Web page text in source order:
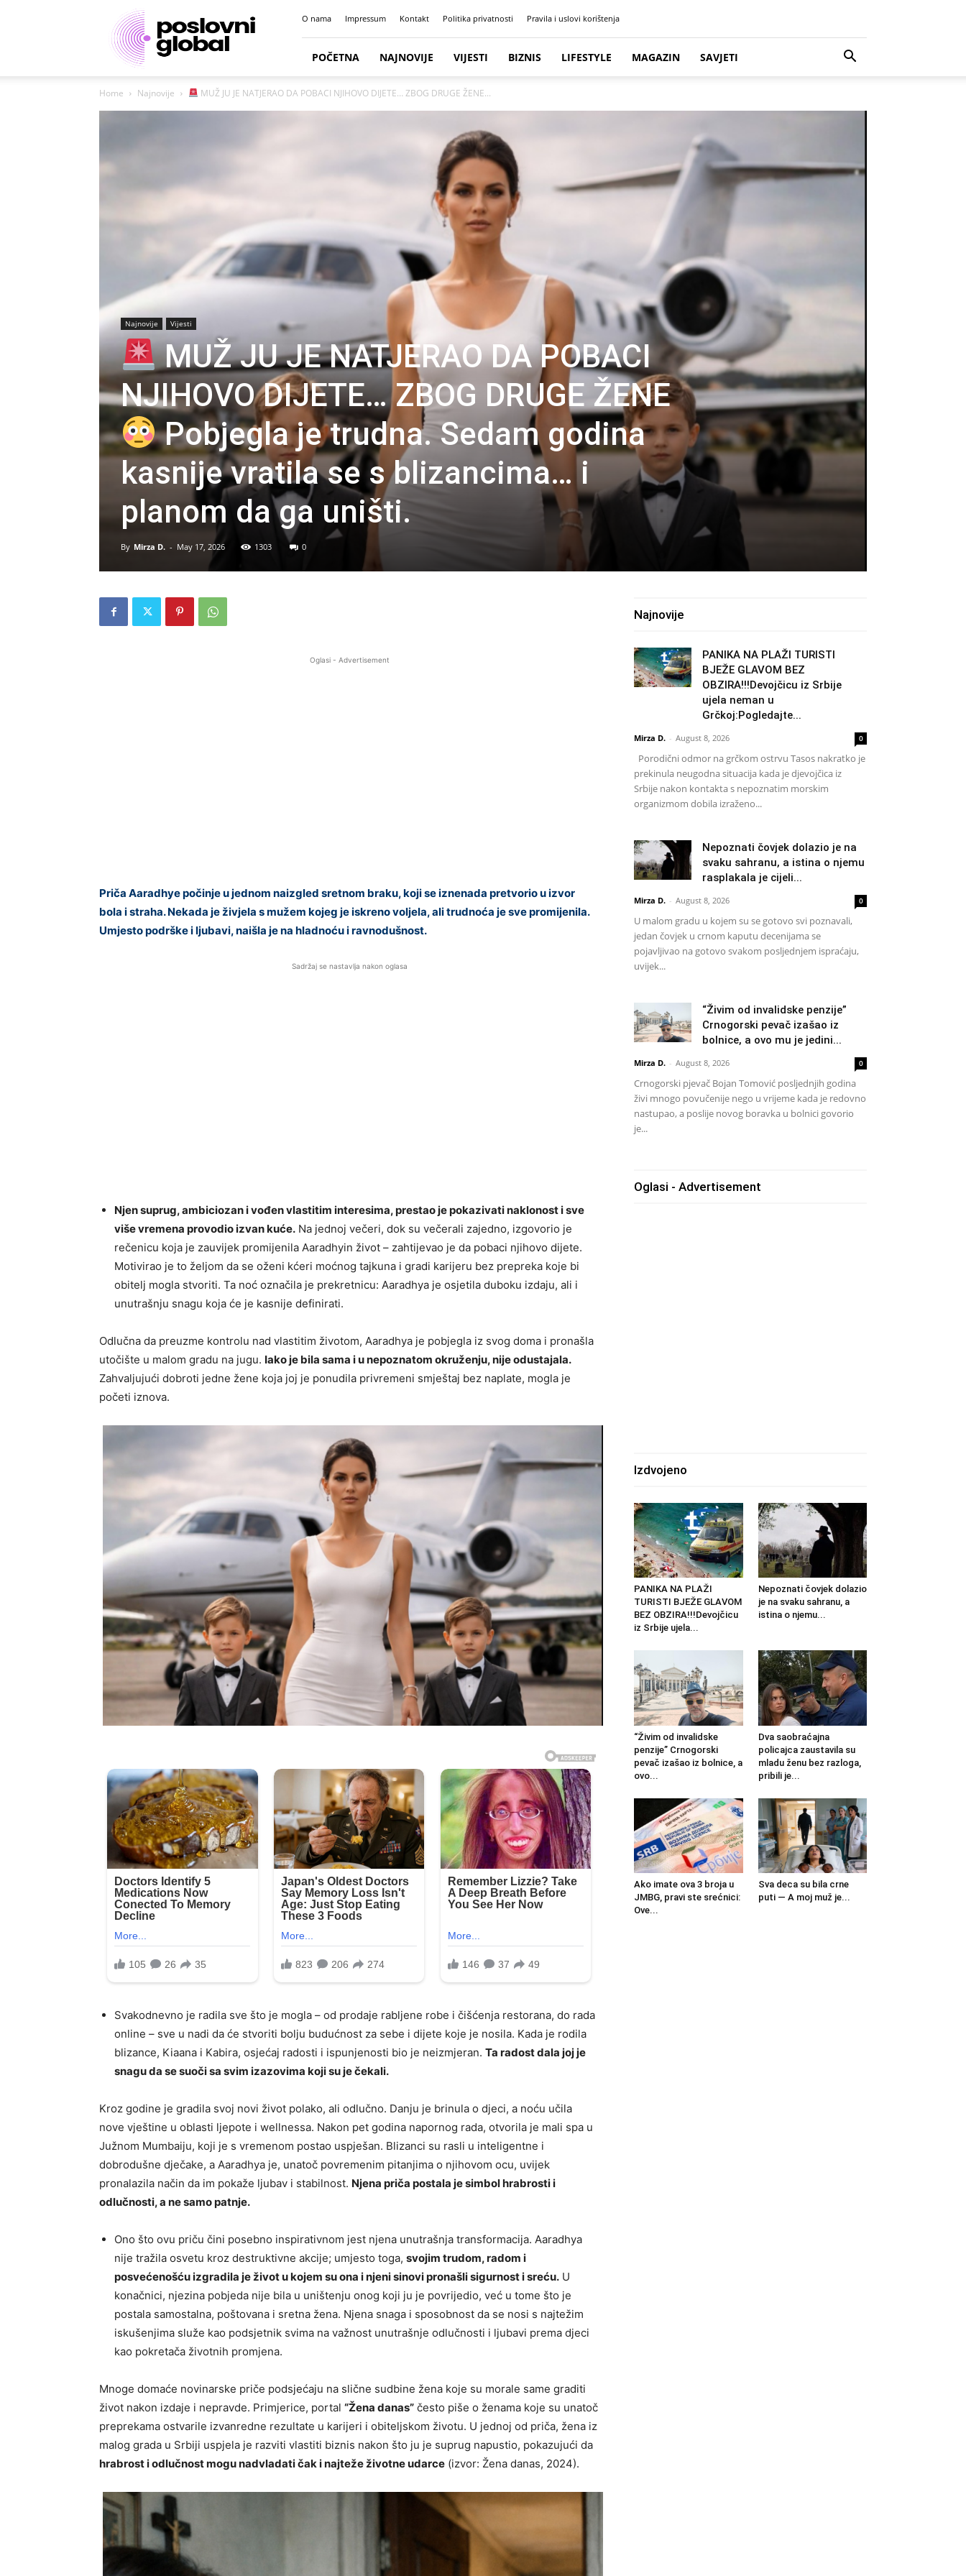
Poslovni
portal
O nama Impressum Kontakt Politika privatnosti Pravila i uslovi korištenja
POČETNA NAJNOVIJE VIJESTI BIZNIS LIFESTYLE MAGAZIN SAVJETI
Home Najnovije MUŽ JU JE NATJERAO DA POBACI NJIHOVO DIJETE… ZBOG DRUGE ŽENE...
Najnovije Vijesti
MUŽ JU JE NATJERAO DA POBACI
NJIHOVO DIJETE… ZBOG DRUGE ŽENE
Pobjegla je trudna. Sedam godina
kasnije vratila se s blizancima… i
planom da ga uništi.
By Mirza D. - May 17, 2026 1303 0
Oglasi - Advertisement
Priča Aaradhye počinje u jednom naizgled sretnom braku, koji se iznenada pretvorio u izvor
bola i straha. Nekada je živjela s mužem kojeg je iskreno voljela, ali trudnoća je sve promijenila.
Umjesto podrške i ljubavi, naišla je na hladnoću i ravnodušnost.
Sadržaj se nastavlja nakon oglasa
Njen suprug, ambiciozan i vođen vlastitim interesima, prestao je pokazivati naklonost i sve
više vremena provodio izvan kuće. Na jednoj večeri, dok su večerali zajedno, izgovorio je
rečenicu koja je zauvijek promijenila Aaradhyin život – zahtijevao je da pobaci njihovo dijete.
Motivirao je to željom da se oženi kćeri moćnog tajkuna i gradi karijeru bez prepreka koje bi
obitelj mogla stvoriti. Ta noć označila je prekretnicu: Aaradhya je osjetila duboku izdaju, ali i
unutrašnju snagu koja će je kasnije definirati.
Odlučna da preuzme kontrolu nad vlastitim životom, Aaradhya je pobjegla iz svog doma i pronašla
utočište u malom gradu na jugu. Iako je bila sama i u nepoznatom okruženju, nije odustajala.
Zahvaljujući dobroti jedne žene koja joj je ponudila privremeni smještaj bez naplate, mogla je
početi iznova.
Svakodnevno je radila sve što je mogla – od prodaje rabljene robe i čišćenja restorana, do rada
online – sve u nadi da će stvoriti bolju budućnost za sebe i dijete koje je nosila. Kada je rodila
blizance, Kiaana i Kabira, osjećaj radosti i ispunjenosti bio je neizmjeran. Ta radost dala joj je
snagu da se suoči sa svim izazovima koji su je čekali.
Kroz godine je gradila svoj novi život polako, ali odlučno. Danju je brinula o djeci, a noću učila
nove vještine u oblasti ljepote i wellnessa. Nakon pet godina napornog rada, otvorila je mali spa u
Južnom Mumbaiju, koji je s vremenom postao uspješan. Blizanci su rasli u inteligentne i
dobrodušne dječake, a Aaradhya je, unatoč povremenim pitanjima o njihovom ocu, uvijek
pronalazila način da im pokaže ljubav i stabilnost. Njena priča postala je simbol hrabrosti i
odlučnosti, a ne samo patnje.
Ono što ovu priču čini posebno inspirativnom jest njena unutrašnja transformacija. Aaradhya
nije tražila osvetu kroz destruktivne akcije; umjesto toga, svojim trudom, radom i
posvećenošću izgradila je život u kojem su ona i njeni sinovi pronašli sigurnost i sreću. U
konačnici, njezina pobjeda nije bila u uništenju onog koji ju je povrijedio, već u tome što je
postala samostalna, poštovana i sretna žena. Njena snaga i sposobnost da se nosi s najtežim
iskušenjima služe kao podsjetnik svima na važnost unutrašnje odlučnosti i ljubavi prema djeci
kao pokretača životnih promjena.
Mnoge domaće novinarske priče podsjećaju na slične sudbine žena koje su morale same graditi
život nakon izdaje i nepravde. Primjerice, portal “Žena danas” često piše o ženama koje su unatoč
preprekama ostvarile izvanredne rezultate u karijeri i obiteljskom životu. U jednoj od priča, žena iz
malog grada u Srbiji uspjela je razviti vlastiti biznis nakon što ju je suprug napustio, pokazujući da
hrabrost i odlučnost mogu nadvladati čak i najteže životne udarce (izvor: Žena danas, 2024).
Najnovije
PANIKA NA PLAŽI TURISTI
BJEŽE GLAVOM BEZ
OBZIRA!!!Devojčicu iz Srbije
ujela neman u
Grčkoj:Pogledajte...
Mirza D. - August 8, 2026 0
Porodični odmor na grčkom ostrvu Tasos nakratko je
prekinula neugodna situacija kada je djevojčica iz
Srbije nakon kontakta s nepoznatim morskim
organizmom dobila izraženo...
Nepoznati čovjek dolazio je na
svaku sahranu, a istina o njemu
rasplakala je cijeli...
Mirza D. - August 8, 2026 0
U malom gradu u kojem su se gotovo svi poznavali,
jedan čovjek u crnom kaputu decenijama se
pojavljivao na gotovo svakom posljednjem ispraćaju,
uvijek...
“Živim od invalidske penzije”
Crnogorski pevač izašao iz
bolnice, a ovo mu je jedini...
Mirza D. - August 8, 2026 0
Crnogorski pjevač Bojan Tomović posljednjih godina
živi mnogo povučenije nego u vrijeme kada je redovno
nastupao, a poslije novog boravka u bolnici govorio
je...
Oglasi - Advertisement
Izdvojeno
PANIKA NA PLAŽI
TURISTI BJEŽE GLAVOM
BEZ OBZIRA!!!Devojčicu
iz Srbije ujela...
Nepoznati čovjek dolazio
je na svaku sahranu, a
istina o njemu...
“Živim od invalidske
penzije” Crnogorski
pevač izašao iz bolnice, a
ovo...
Dva saobraćajna
policajca zaustavila su
mladu ženu bez razloga,
pribili je...
Ako imate ova 3 broja u
JMBG, pravi ste srećnici:
Ove...
Sva deca su bila crne
puti — A moj muž je...